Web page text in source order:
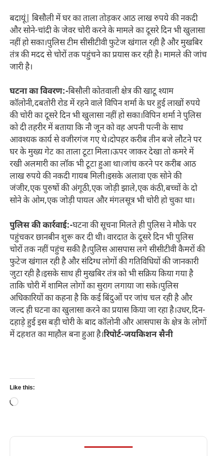
बदायूं| बिसौली में घर का ताला तोड़कर आठ लाख रुपये की नकदी
और सोने-चांदी के जेवर चोरी करने के मामले का दूसरे दिन भी खुलासा
नहीं हो सका।पुलिस टीम सीसीटीवी फुटेज खंगाल रही है और मुखबिर
तंत्र की मदद से चोरों तक पहुंचने का प्रयास कर रही है। मामले की जांच
जारी है।
घटना का विवरण:-बिसौली कोतवाली क्षेत्र की खाटू श्याम
कॉलोनी,दबतोरी रोड में रहने वाले विपिन शर्मा के घर हुई लाखों रुपये
की चोरी का दूसरे दिन भी खुलासा नहीं हो सका।विपिन शर्मा ने पुलिस
को दी तहरीर में बताया कि नौ जून को वह अपनी पत्नी के साथ
आवश्यक कार्य से वजीरगंज गए थे।दोपहर करीब तीन बजे लौटने पर
घर के मुख्य गेट का ताला टूटा मिला।ऊपर जाकर देखा तो कमरे में
रखी अलमारी का लॉक भी टूटा हुआ था।जांच करने पर करीब आठ
लाख रुपये की नकदी गायब मिली।इसके अलावा एक सोने की
जंजीर,एक पुरुषों की अंगूठी,एक जोड़ी झाले,एक कंठी,बच्चों के दो
सोने के ओम,एक जोड़ी पायल और मंगलसूत्र भी चोरी हो चुका था।
पुलिस की कार्रवाई:-घटना की सूचना मिलते ही पुलिस ने मौके पर
पहुंचकर छानबीन शुरू कर दी थी। वारदात के दूसरे दिन भी पुलिस
चोरों तक नहीं पहुंच सकी है।पुलिस आसपास लगे सीसीटीवी कैमरों की
फुटेज खंगाल रही है और संदिग्ध लोगों की गतिविधियों की जानकारी
जुटा रही है।इसके साथ ही मुखबिर तंत्र को भी सक्रिय किया गया है
ताकि चोरी में शामिल लोगों का सुराग लगाया जा सके।पुलिस
अधिकारियों का कहना है कि कई बिंदुओं पर जांच चल रही है और
जल्द ही घटना का खुलासा करने का प्रयास किया जा रहा है।उधर,दिन-
दहाड़े हुई इस बड़ी चोरी के बाद कॉलोनी और आसपास के क्षेत्र के लोगों
में दहशत का माहौल बना हुआ है।रिपोर्ट-जयकिशन सैनी
Like this:
Loading…